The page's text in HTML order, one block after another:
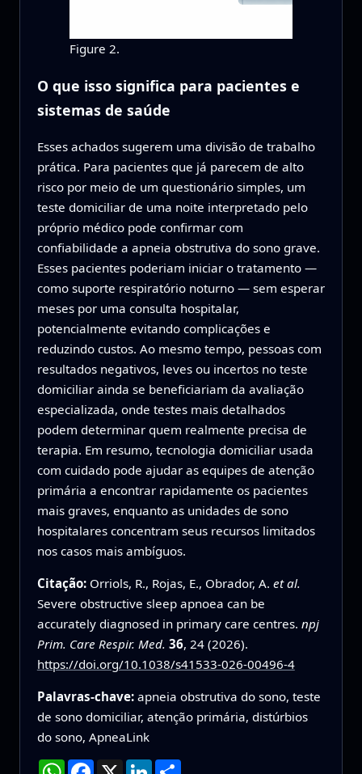
Figure 2.
O que isso significa para pacientes e
sistemas de saúde
Esses achados sugerem uma divisão de trabalho
prática. Para pacientes que já parecem de alto
risco por meio de um questionário simples, um
teste domiciliar de uma noite interpretado pelo
próprio médico pode confirmar com
confiabilidade a apneia obstrutiva do sono grave.
Esses pacientes poderiam iniciar o tratamento —
como suporte respiratório noturno — sem esperar
meses por uma consulta hospitalar,
potencialmente evitando complicações e
reduzindo custos. Ao mesmo tempo, pessoas com
resultados negativos, leves ou incertos no teste
domiciliar ainda se beneficiariam da avaliação
especializada, onde testes mais detalhados
podem determinar quem realmente precisa de
terapia. Em resumo, tecnologia domiciliar usada
com cuidado pode ajudar as equipes de atenção
primária a encontrar rapidamente os pacientes
mais graves, enquanto as unidades de sono
hospitalares concentram seus recursos limitados
nos casos mais ambíguos.
Citação: Orriols, R., Rojas, E., Obrador, A. et al.
Severe obstructive sleep apnoea can be
accurately diagnosed in primary care centres. npj
Prim. Care Respir. Med. 36, 24 (2026).
https://doi.org/10.1038/s41533-026-00496-4
Palavras-chave: apneia obstrutiva do sono, teste
de sono domiciliar, atenção primária, distúrbios
do sono, ApneaLink
WhatsApp
Facebook
X LinkedInCompartilhar